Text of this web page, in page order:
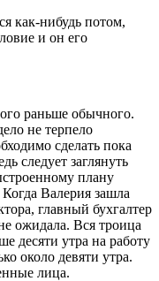
как-нибудь потом,
и он его
раньше обычного.
не терпело
сделать пока
следует заглянуть
плану
Валерия зашла
главный бухгалтер
ожидала. Вся троица
десяти утра на работу
около девяти утра.
лица.